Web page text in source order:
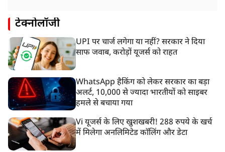
टेक्नोलॉजी
UPI पर चार्ज लगेगा या नहीं? सरकार ने दिया
साफ जवाब, करोड़ों यूजर्स को राहत
WhatsApp हैकिंग को लेकर सरकार का बड़ा
अलर्ट, 10,000 से ज्यादा भारतीयों को साइबर
हमले से बचाया गया
Vi यूजर्स के लिए खुशखबरी! 288 रुपये के खर्च
में मिलेगा अनलिमिटेड कॉलिंग और डेटा